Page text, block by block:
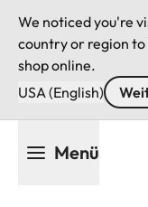
We noticed you're
country or region
shop online.
USA (English)
Menü